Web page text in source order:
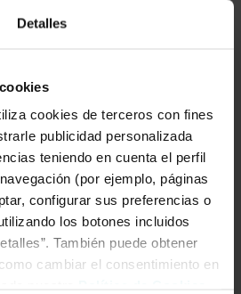
Detalles
cookies de terceros con fines
publicidad personalizada
teniendo en cuenta el perfil
(por ejemplo, páginas
configurar sus preferencias o
los botones incluidos
También puede obtener
cambiar el consentimiento en
y compartir. Por eso
intercambio como este. Aquí el
Forma parte de nuestro
cooperativo.